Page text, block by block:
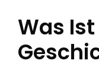
Was Ist